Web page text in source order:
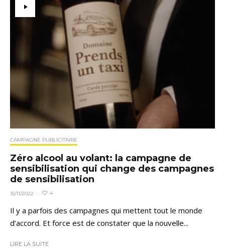
CAMPAGNE PUBLICITAIRE
Zéro alcool au volant: la campagne de
sensibilisation qui change des campagnes
de sensibilisation
15/11/2022 · 4
Il y a parfois des campagnes qui mettent tout le monde
d’accord. Et force est de constater que la nouvelle...
LIRE LA SUITE